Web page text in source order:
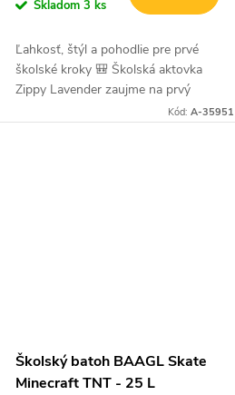
Skladom 3 ks
Ľahkosť, štýl a pohodlie pre prvé
školské kroky 🎒 Školská aktovka
Zippy Lavender zaujme na prvý
pohľad jemným fialovým dizajnom
Kód:A-35951
Školský batoh BAAGL Skate
Minecraft TNT - 25 L